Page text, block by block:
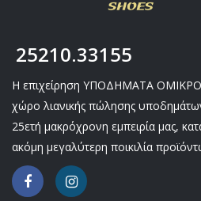
25210.33155
Η επιχείρηση ΥΠΟΔΗΜΑΤΑ ΟΜΙΚΡΟΝ
χώρο λιανικής πώλησης
25ετή μακρόχρονη εμπειρία μας,
ακόμη μεγαλύτερη ποικιλία